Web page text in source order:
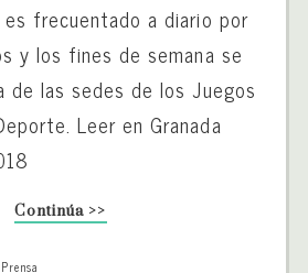
frecuentado a diario por
y los fines de semana se
de las sedes de los Juegos
Leer en Granada
Continúa >>
Prensa